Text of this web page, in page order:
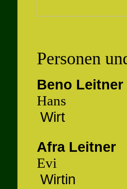
Personen
Beno Leitner
Hans
Wirt
Afra Leitner
Evi
Wirtin